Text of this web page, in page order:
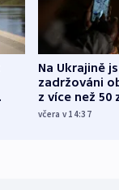
Na Ukrajině
zadržováni
z více než 50
Bojovali na
včera v 14:37